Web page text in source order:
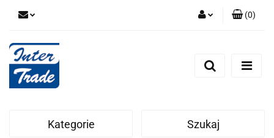
Zarejestruj się
(0)
Kategorie Szukaj